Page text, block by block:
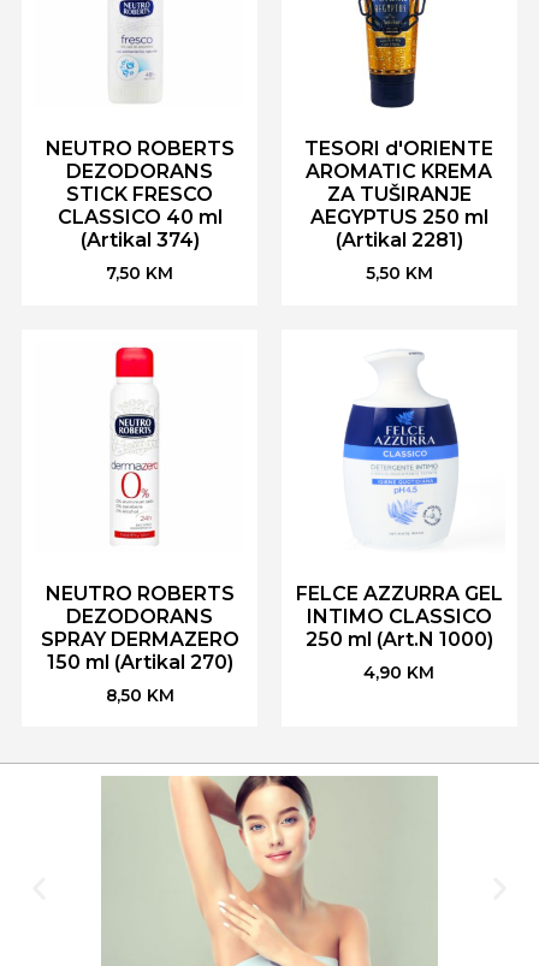
NEUTRO ROBERTS
DEZODORANS
STICK FRESCO
CLASSICO 40 ml
(Artikal 374)
7,50 KM
TESORI d'ORIENTE
AROMATIC KREMA
ZA TUŠIRANJE
AEGYPTUS 250 ml
(Artikal 2281)
5,50 KM
NEUTRO ROBERTS
DEZODORANS
SPRAY DERMAZERO
150 ml (Artikal 270)
8,50 KM
FELCE AZZURRA GEL
INTIMO CLASSICO
250 ml (Art.N 1000)
4,90 KM